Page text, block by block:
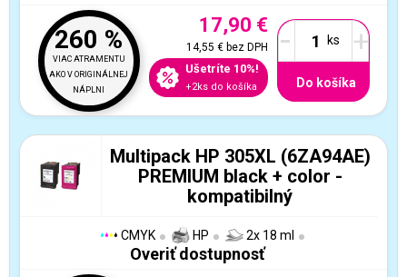
260 %
VIAC ATRAMENTU
AKO V ORIGINÁLNEJ
NÁPLNI
17,90 €
14,55 €bez DPH
Ušetríte 10%!
+2ks do košíka
- +
Do košíka
Multipack HP 305XL (6ZA94AE)
PREMIUM black + color -
kompatibilný
CMYK HP 2x 18 ml
Overiť dostupnosť